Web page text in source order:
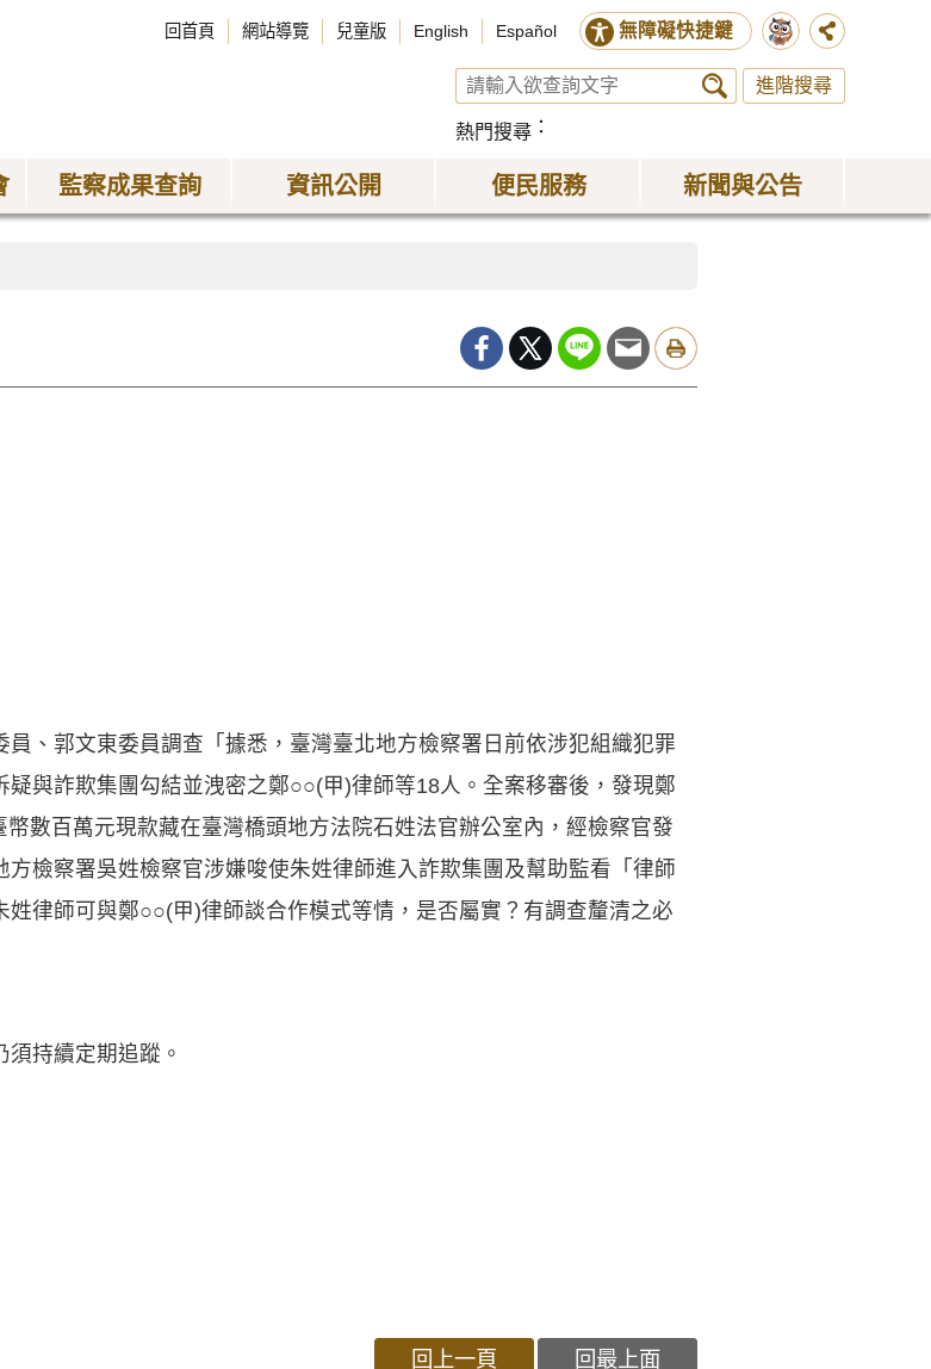
回首頁 網站導覽 兒童版 English Español 無障礙快捷鍵
進階搜尋
熱門搜尋
監察成果查詢 資訊公開 便民服務 新聞與公告
員、郭文東委員調查「據悉，臺灣臺北地方檢察署日前依涉犯組織犯罪
疑與詐欺集團勾結並洩密之鄭○○(甲)律師等18人。全案移審後，發現鄭
數百萬元現款藏在臺灣橋頭地方法院石姓法官辦公室內，經檢察官發
方檢察署吳姓檢察官涉嫌唆使朱姓律師進入詐欺集團及幫助監看「律師
姓律師可與鄭○○(甲)律師談合作模式等情，是否屬實？有調查釐清之必
持續定期追蹤。
回上一頁 回最上面